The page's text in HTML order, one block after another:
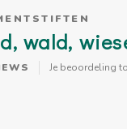
wald,
Je beoordeling